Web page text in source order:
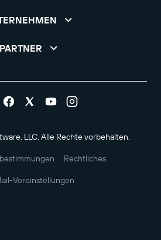
PARTNER
LLC. Alle Rechte vorbehalten.
Rechtliches
Voreinstellungen